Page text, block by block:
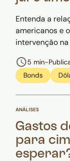
Entenda a
americanos e
intervenção
5 min-
Bonds
ANÁLISES
Gastos
para